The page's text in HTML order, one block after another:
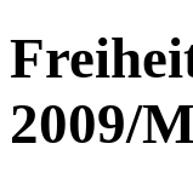
2009/